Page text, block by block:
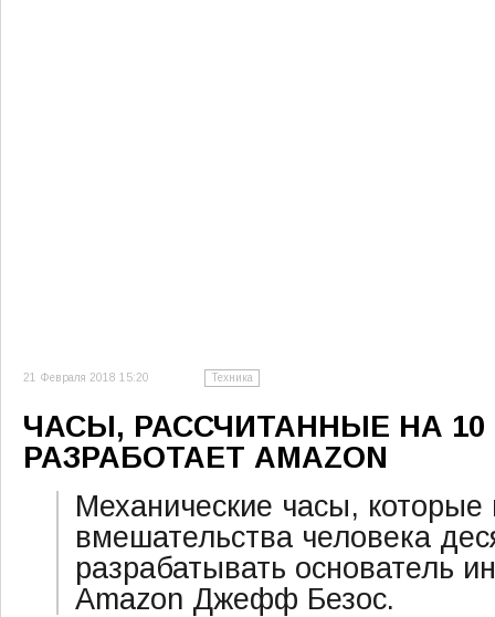
21 Февраля 2018 15:20 Техника
ЧАСЫ, РАССЧИТАННЫЕ НА
РАЗРАБОТАЕТ AMAZON
Механические часы,
вмешательства человека
разрабатывать основатель
Amazon Джефф Безос.